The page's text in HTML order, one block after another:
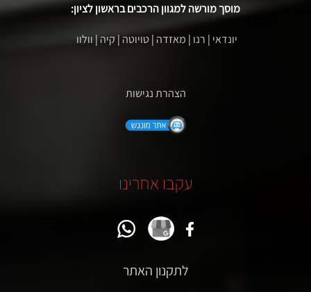
מוסך מורשה למגוון הרכבים בראשון לציון:
יונדאי | רנו | מאזדה |טויוטה |קיה| וולוו
הצהרת נגישות
עקבו אחרינו
לתקנון האתר